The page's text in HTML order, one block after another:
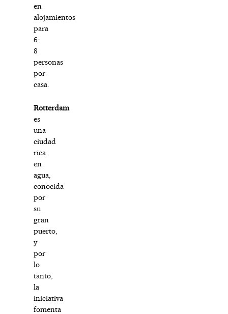
en
alojamientos
para
6-
8
personas
por
casa.
Rotterdam
es
una
ciudad
rica
en
agua,
conocida
por
su
gran
puerto,
y
por
lo
tanto,
la
iniciativa
fomenta